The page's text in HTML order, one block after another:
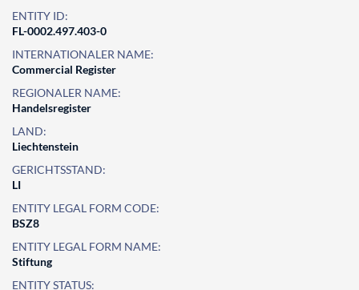
ENTITY ID:
FL-0002.497.403-0
INTERNATIONALER NAME:
Commercial Register
REGIONALER NAME:
Handelsregister
LAND:
Liechtenstein
GERICHTSSTAND:
LI
ENTITY LEGAL FORM CODE:
BSZ8
ENTITY LEGAL FORM NAME:
Stiftung
ENTITY STATUS: